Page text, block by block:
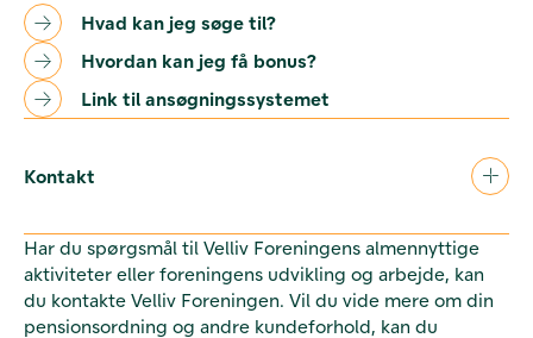
Hvad kan jeg søge til?
Hvordan kan jeg få bonus?
Link til ansøgningssystemet
Kontakt
Har du spørgsmål til Velliv Foreningens almennyttige
aktiviteter eller foreningens udvikling og arbejde, kan
du kontakte Velliv Foreningen. Vil du vide mere om din
pensionsordning og andre kundeforhold, kan du